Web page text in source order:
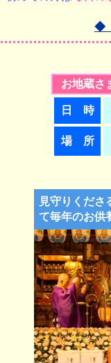
◆
お地蔵さ
日 時
場 所
見守りくださ
て毎年のお供